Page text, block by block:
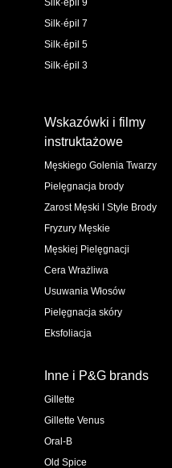
Silk·épil 9
Silk·épil 7
Silk·épil 5
Silk·épil 3
Wskazówki i filmy
instruktażowe
Męskiego Golenia Twarzy
Pielęgnacja brody
Zarost Męski I Style Brody
Fryzury Męskie
Męskiej Pielęgnacji
Cera Wrażliwa
Usuwania Włosów
Pielęgnacja skóry
Eksfoliacja
Inne i P&G brands
Gillette
Gillette Venus
Oral-B
Old Spice